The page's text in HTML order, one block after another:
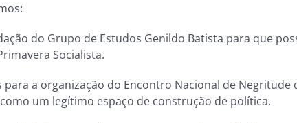
do Grupo de Estudos Genildo Batista para que
Socialista.
a organização do Encontro Nacional de
um legítimo espaço de construção de política.